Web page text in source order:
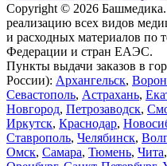
Copyright © 2026 Башмедика.
реализацию всех видов
и расходных материалов по
Федерации и стран ЕАЭС.
Пункты выдачи заказов в
России): Архангельск,
Севастополь, Астрахань,
Новгород, Петрозаводск,
Иркутск, Краснодар,
Ставрополь, Челябинск,
Омск, Самара, Тюмень, Чита,